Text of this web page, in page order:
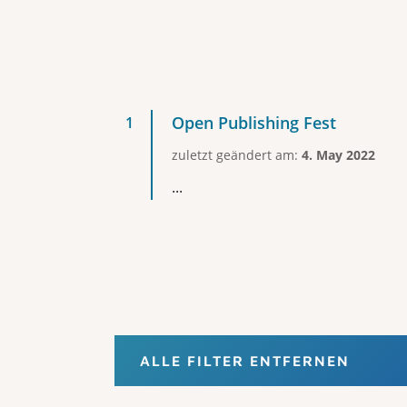
Open Publishing Fest
zuletzt geändert am: 4. May 2022
...
ALLE FILTER ENTFERNEN